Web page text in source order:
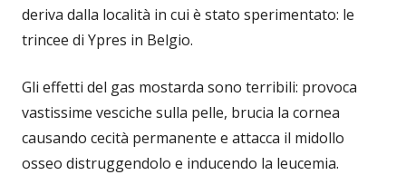
deriva dalla località in cui è stato sperimentato: le
trincee di Ypres in Belgio.
Gli effetti del gas mostarda sono terribili: provoca
vastissime vesciche sulla pelle, brucia la cornea
causando cecità permanente e attacca il midollo
osseo distruggendolo e inducendo la leucemia.